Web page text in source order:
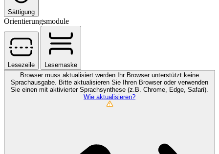
Sättigung
Orientierungsmodule
Lesezeile
Lesemaske
Browser muss aktualisiert werden
Ihr Browser unterstützt keine
Sprachausgabe. Bitte aktualisieren Sie Ihren Browser oder verwenden
Sie einen mit aktivierter Sprachsynthese (z.B. Chrome, Edge, Safari).
Wie aktualisieren?